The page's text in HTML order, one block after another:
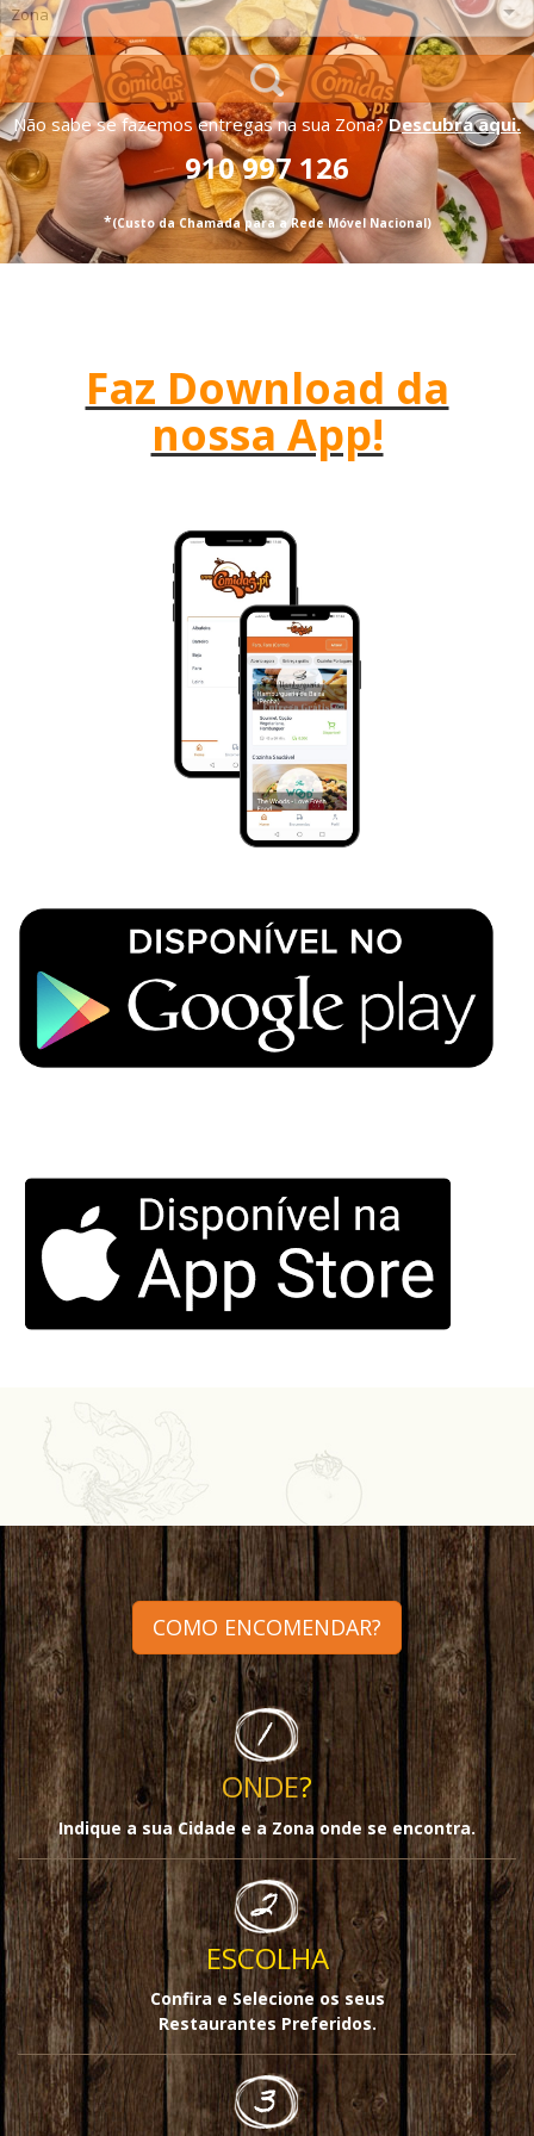
Não sabe se fazemos entregas na sua Zona?Descubra aqui.
910 997 126
*(Custo da Chamada para a Rede Móvel Nacional)
Faz Download da
nossa App!
COMO ENCOMENDAR?
ONDE?
Indique a sua Cidade e a Zona onde se encontra.
ESCOLHA
Confira e Selecione os seus
Restaurantes Preferidos.